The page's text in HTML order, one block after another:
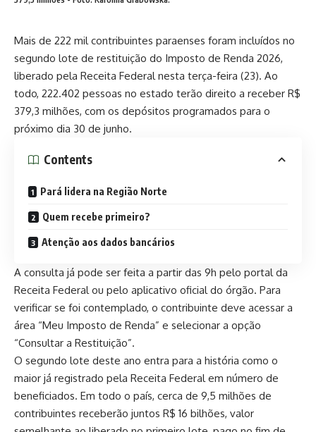
Mais de 222 mil contribuintes paraenses foram incluídos no
segundo lote de restituição do Imposto de Renda 2026,
liberado pela Receita Federal nesta terça-feira (23). Ao
todo, 222.402 pessoas no estado terão direito a receber R$
379,3 milhões, com os depósitos programados para o
próximo dia 30 de junho.
Contents
Pará lidera na Região Norte
Quem recebe primeiro?
Atenção aos dados bancários
A consulta já pode ser feita a partir das 9h pelo portal da
Receita Federal ou pelo aplicativo oficial do órgão. Para
verificar se foi contemplado, o contribuinte deve acessar a
área “Meu Imposto de Renda” e selecionar a opção
“Consultar a Restituição”.
O segundo lote deste ano entra para a história como o
maior já registrado pela Receita Federal em número de
beneficiados. Em todo o país, cerca de 9,5 milhões de
contribuintes receberão juntos R$ 16 bilhões, valor